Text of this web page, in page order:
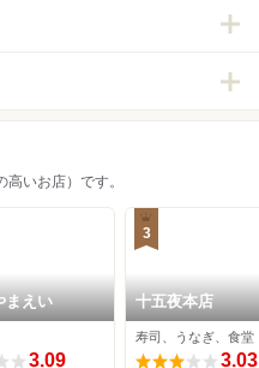
いお店）です。
まえい
3.09
3
十五夜本店
寿司、うなぎ、食堂
3.03